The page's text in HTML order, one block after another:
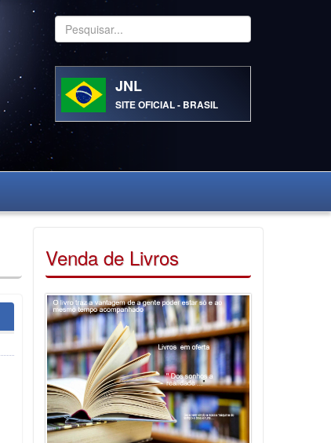
Pesquisar...
JNL
SITE OFICIAL - BRASIL
Venda de Livros